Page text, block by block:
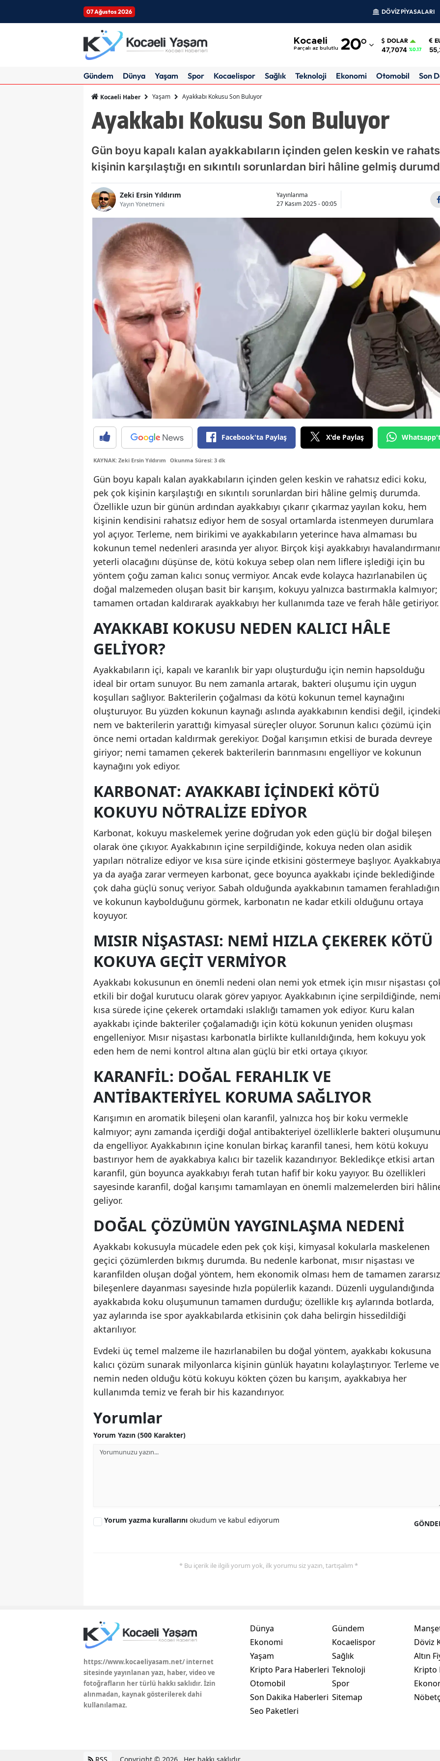
07 Ağustos 2026 DÖVİZ PİYASALARI
Kocaeli
Parçalı az bulutlu 20°
Adıyaman
Amasya
Ankara
Antalya
Artvin
Bilecik
Bingöl
Bitlis
Bolu
Burdur
Bursa
Çanakkale
Çankırı
Çorum
Denizli
Diyarbakır
Erzincan
Erzurum
Eskişehir
Gaziantep
Giresun
Gümüşhane
Hatay
Mersin
İstanbul
İzmir
Kastamonu
Kırklareli
Kırşehir
Kocaeli
Konya
Kütahya
Kahramanmaraş
Muş
Nevşehir
Niğde
Ordu
Rize
Sakarya
Samsun
Siirt
Sinop
Sivas
Trabzon
Tunceli
Şanlıurfa
Uşak
Van
Zonguldak
Aksaray
DOLAR
47,7074 %0.17
Gündem Dünya Yaşam Spor Kocaelispor Sağlık Teknoloji Ekonomi Otomobil Son
Kocaeli Haber Yaşam Ayakkabı Kokusu Son Buluyor
Ayakkabı Kokusu Son Buluyor
Gün boyu kapalı kalan ayakkabıların içinden gelen keskin ve
kişinin karşılaştığı en sıkıntılı sorunlardan biri hâline gelmiş
Zeki Ersin Yıldırım
Yayın Yönetmeni
Yayınlanma
27 Kasım 2025 - 00:05
Facebook'ta Paylaş X'de Paylaş
KAYNAK: Zeki Ersin Yıldırım Okunma Süresi: 3 dk
Gün boyu kapalı kalan ayakkabıların içinden gelen keskin ve rahatsız edici koku,
pek çok kişinin karşılaştığı en sıkıntılı sorunlardan biri hâline gelmiş durumda.
Özellikle uzun bir günün ardından ayakkabıyı çıkarır çıkarmaz yayılan koku, hem
kişinin kendisini rahatsız ediyor hem de sosyal ortamlarda istenmeyen durumlara
yol açıyor. Terleme, nem birikimi ve ayakkabıların yeterince hava almaması bu
kokunun temel nedenleri arasında yer alıyor. Birçok kişi ayakkabıyı
yeterli olacağını düşünse de, kötü kokuya sebep olan nem liflere işlediği için bu
yöntem çoğu zaman kalıcı sonuç vermiyor. Ancak evde kolayca hazırlanabilen üç
doğal malzemeden oluşan basit bir karışım, kokuyu yalnızca bastırmakla kalmıyor;
tamamen ortadan kaldırarak ayakkabıyı her kullanımda taze ve ferah hâle getiriyor.
AYAKKABI KOKUSU NEDEN KALICI HÂLE
GELIYOR?
Ayakkabıların içi, kapalı ve karanlık bir yapı oluşturduğu için nemin hapsolduğu
ideal bir ortam sunuyor. Bu nem zamanla artarak, bakteri oluşumu için uygun
koşulları sağlıyor. Bakterilerin çoğalması da kötü kokunun temel kaynağını
oluşturuyor. Bu yüzden kokunun kaynağı aslında ayakkabının kendisi değil, içindeki
nem ve bakterilerin yarattığı kimyasal süreçler oluyor. Sorunun kalıcı çözümü için
önce nemi ortadan kaldırmak gerekiyor. Doğal karışımın etkisi de burada devreye
giriyor; nemi tamamen çekerek bakterilerin barınmasını engelliyor ve kokunun
kaynağını yok ediyor.
KARBONAT: AYAKKABI İÇINDEKI KÖTÜ
KOKUYU NÖTRALIZE EDIYOR
Karbonat, kokuyu maskelemek yerine doğrudan yok eden güçlü bir doğal bileşen
olarak öne çıkıyor. Ayakkabının içine serpildiğinde, kokuya neden olan asidik
yapıları nötralize ediyor ve kısa süre içinde etkisini göstermeye başlıyor.
ya da ayağa zarar vermeyen karbonat, gece boyunca ayakkabı içinde beklediğinde
çok daha güçlü sonuç veriyor. Sabah olduğunda ayakkabının tamamen
ve kokunun kaybolduğunu görmek, karbonatın ne kadar etkili olduğunu ortaya
koyuyor.
MISIR NIŞASTASI: NEMI HIZLA ÇEKEREK KÖTÜ
KOKUYA GEÇIT VERMIYOR
Ayakkabı kokusunun en önemli nedeni olan nemi yok etmek için mısır nişastası
etkili bir doğal kurutucu olarak görev yapıyor. Ayakkabının içine serpildiğinde,
kısa sürede içine çekerek ortamdaki ıslaklığı tamamen yok ediyor. Kuru kalan
ayakkabı içinde bakteriler çoğalamadığı için kötü kokunun yeniden oluşması
engelleniyor. Mısır nişastası karbonatla birlikte kullanıldığında, hem kokuyu yok
eden hem de nemi kontrol altına alan güçlü bir etki ortaya çıkıyor.
KARANFIL: DOĞAL FERAHLIK VE
ANTIBAKTERIYEL KORUMA SAĞLIYOR
Karışımın en aromatik bileşeni olan karanfil, yalnızca hoş bir koku vermekle
kalmıyor; aynı zamanda içerdiği doğal antibakteriyel özelliklerle bakteri oluşumunu
da engelliyor. Ayakkabının içine konulan birkaç karanfil tanesi, hem kötü kokuyu
bastırıyor hem de ayakkabıya kalıcı bir tazelik kazandırıyor. Bekledikçe etkisi artan
karanfil, gün boyunca ayakkabıyı ferah tutan hafif bir koku yayıyor. Bu özellikleri
sayesinde karanfil, doğal karışımı tamamlayan en önemli malzemelerden biri
geliyor.
DOĞAL ÇÖZÜMÜN YAYGINLAŞMA NEDENI
Ayakkabı kokusuyla mücadele eden pek çok kişi, kimyasal kokularla maskelenen
geçici çözümlerden bıkmış durumda. Bu nedenle karbonat, mısır nişastası ve
karanfilden oluşan doğal yöntem, hem ekonomik olması hem de tamamen zararsız
bileşenlere dayanması sayesinde hızla popülerlik kazandı. Düzenli uygulandığında
ayakkabıda koku oluşumunun tamamen durduğu; özellikle kış aylarında botlarda,
yaz aylarında ise spor ayakkabılarda etkisinin çok daha belirgin hissedildiği
aktarılıyor.
Evdeki üç temel malzeme ile hazırlanabilen bu doğal yöntem, ayakkabı kokusuna
kalıcı çözüm sunarak milyonlarca kişinin günlük hayatını kolaylaştırıyor. Terleme ve
nemin neden olduğu kötü kokuyu kökten çözen bu karışım, ayakkabıya her
kullanımda temiz ve ferah bir his kazandırıyor.
Yorumlar
Yorum Yazın (500 Karakter)
Yorum yazma kurallarını okudum ve kabul ediyorum
* Bu içerik ile ilgili yorum yok, ilk yorumu siz yazın, tartışalım *
https://www.kocaeliyasam.net/ internet
sitesinde yayınlanan yazı, haber, video ve
fotoğrafların her türlü hakkı saklıdır. İzin
alınmadan, kaynak gösterilerek dahi
kullanılamaz.
Dünya
Ekonomi
Yaşam
Kripto Para Haberleri
Otomobil
Son Dakika Haberleri
Seo Paketleri
Gündem
Kocaelispor
Sağlık
Teknoloji
Spor
Sitemap
Döviz
Altın
Kripto